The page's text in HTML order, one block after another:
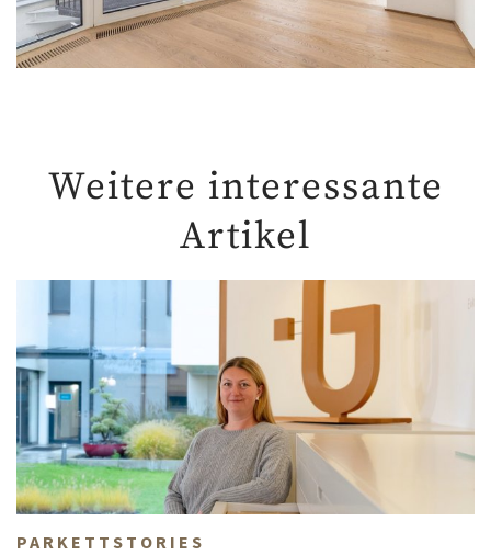
Weitere interessante
Artikel
PARKETTSTORIES